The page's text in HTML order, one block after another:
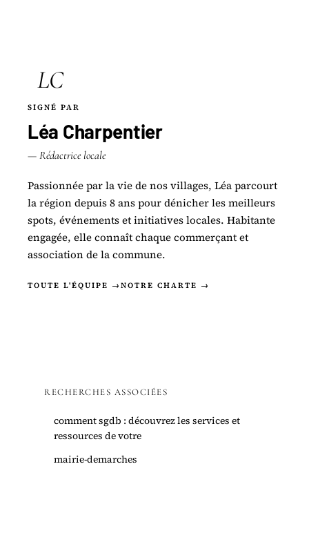
LC
SIGNÉ PAR
Léa Charpentier
— Rédactrice locale
Passionnée par la vie de nos villages, Léa parcourt
la région depuis 8 ans pour dénicher les meilleurs
spots, événements et initiatives locales. Habitante
engagée, elle connaît chaque commerçant et
association de la commune.
TOUTE L'ÉQUIPE → NOTRE CHARTE →
RECHERCHES ASSOCIÉES
comment sgdb : découvrez les services et
ressources de votre
mairie-demarches